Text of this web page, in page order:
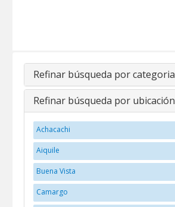
Refinar búsqueda por categoria
Refinar búsqueda por ubicación
Achacachi
Aiquile
Buena Vista
Camargo